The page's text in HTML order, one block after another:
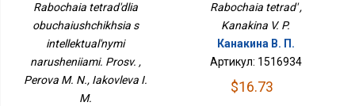
Нарушениями. Просв.
Rabochaia tetrad'dlia
obuchaiushchikhsia s
intellektual'nymi
narusheniiami. Prosv. ,
Perova M. N., Iakovleva I.
M.
Rabochaia tetrad' ,
Kanakina V. P.
Канакина В. П.
Артикул: 1516934
$16.73